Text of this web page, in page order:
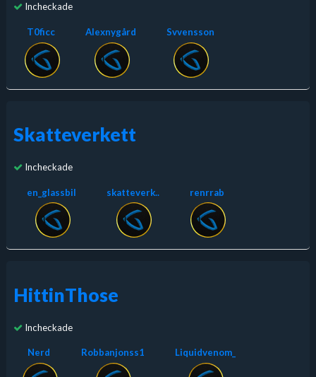
Incheckade
T0ficc Alexnygård Svvensson
Skatteverkett
Incheckade
en_glassbil skatteverk.. renrrab
HittinThose
Incheckade
Nerd Robbanjonss1 Liquidvenom_